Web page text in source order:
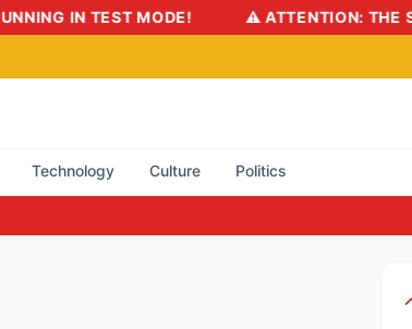
ATTENTION: THE SITE IS RUNNING IN TEST MODE!
Technology Culture Politics